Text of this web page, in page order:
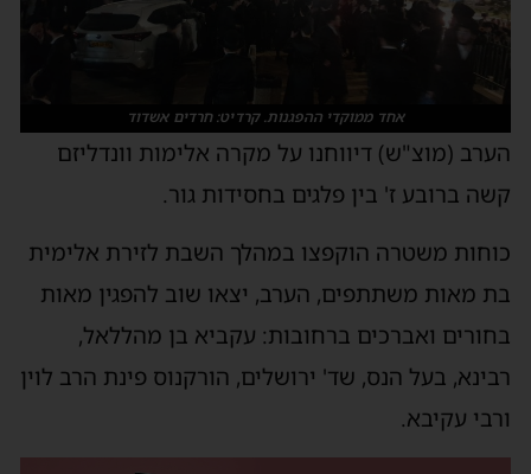
אחד ממוקדי ההפגנות. קרדיט: חרדים אשדוד
הערב (מוצ"ש) דיווחנו על מקרה אלימות וונדליזם
קשה ברובע ז' בין פלגים בחסידות גור.
כוחות משטרה הוקפצו במהלך השבת לזירת אלימית
בת מאות משתתפים, הערב, יצאו שוב להפגין מאות
בחורים ואברכים ברחובות: עקביא בן מהללאל,
רבינא, בעל הנס, שד' ירושלים, הורקנוס פינת הרב לוין
ורבי עקיבא.